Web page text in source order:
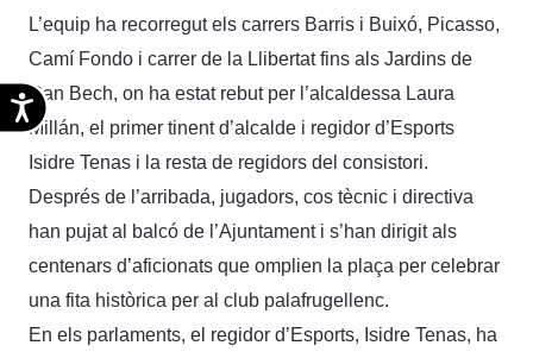
Accesibilidad
L’equip ha recorregut els carrers Barris i Buixó, Picasso,
Camí Fondo i carrer de la Llibertat fins als Jardins de
Can Bech, on ha estat rebut per l’alcaldessa Laura
Millán, el primer tinent d’alcalde i regidor d’Esports
Isidre Tenas i la resta de regidors del consistori.
Després de l’arribada, jugadors, cos tècnic i directiva
han pujat al balcó de l’Ajuntament i s’han dirigit als
centenars d’aficionats que omplien la plaça per celebrar
una fita històrica per al club palafrugellenc.
En els parlaments, el regidor d’Esports, Isidre Tenas, ha